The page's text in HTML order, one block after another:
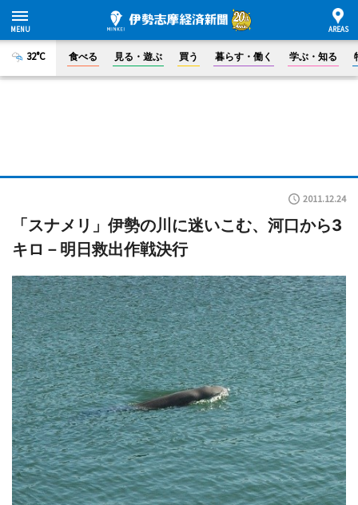
32°C 食べる 見る・遊ぶ 買う 暮らす・働く 学ぶ・知る
2011.12.24
「スナメリ」伊勢の川に迷いこむ、河口から3
キロ－明日救出作戦決行